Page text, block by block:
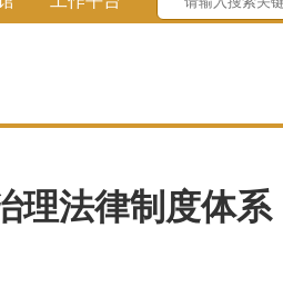
理法律制度体系